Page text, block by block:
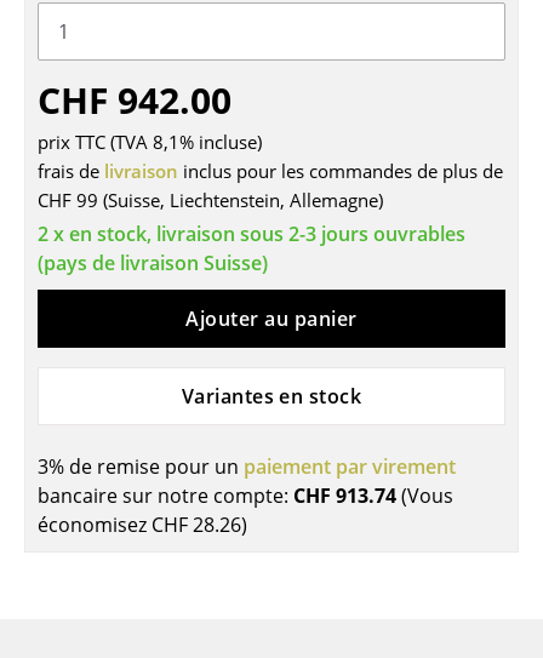
Tables
Tables d’appoint
Tables basses
Bureaux & Secrétaires
Secrétaires & Tables PC
Tables de conférence et Pupitres
Tables hautes & Pupitres
Tables enfants
Table de jardin
Chariots & Dessertes
CHF 942.00
prix TTC (TVA 8,1% incluse)
frais de livraison inclus pour les commandes de plus de
CHF 99 (Suisse, Liechtenstein, Allemagne)
2 x en stock, livraison sous 2-3 jours ouvrables
(pays de livraison Suisse)
Ajouter au panier
Variantes en stock
3% de remise pour un paiement par virement
bancaire sur notre compte: CHF 913.74(Vous
économisez CHF 28.26)